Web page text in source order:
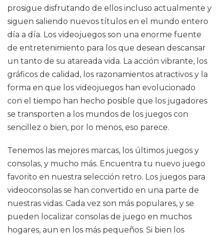
prosigue disfrutando de ellos incluso actualmente y
siguen saliendo nuevos títulos en el mundo entero
día a día. Los videojuegos son una enorme fuente
de entretenimiento para los que desean descansar
un tanto de su atareada vida. La acción vibrante, los
gráficos de calidad, los razonamientos atractivos y la
forma en que los videojuegos han evolucionado
con el tiempo han hecho posible que los jugadores
se transporten a los mundos de los juegos con
sencillez o bien, por lo menos, eso parece.
Tenemos las mejores marcas, los últimos juegos y
consolas, y mucho más. Encuentra tu nuevo juego
favorito en nuestra selección retro. Los juegos para
videoconsolas se han convertido en una parte de
nuestras vidas. Cada vez son más populares, y se
pueden localizar consolas de juego en muchos
hogares, aun en los más pequeños. Si bien los